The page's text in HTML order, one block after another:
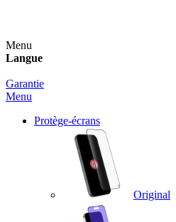
Menu
Langue
Garantie
Menu
Protège-écrans
Original